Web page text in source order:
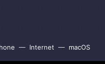
Internet macOS